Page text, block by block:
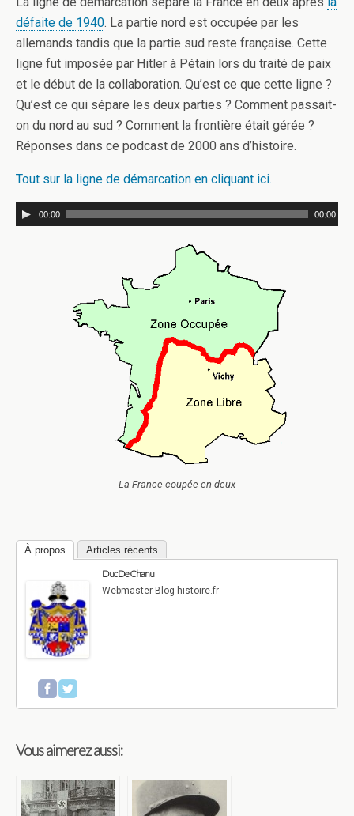
défaite de 1940. La partie nord est occupée par les
allemands tandis que la partie sud reste française. Cette
ligne fut imposée par Hitler à Pétain lors du traité de paix
et le début de la collaboration. Qu’est ce que cette ligne ?
Qu’est ce qui sépare les deux parties ? Comment passait-
on du nord au sud ? Comment la frontière était gérée ?
Réponses dans ce podcast de 2000 ans d’histoire.
Tout sur la ligne de démarcation en cliquant ici.
00:00 00:00
La France coupée en deux
À propos
Articles récents
Duc De Chanu
Webmaster Blog-histoire.fr
Vous aimerez aussi: